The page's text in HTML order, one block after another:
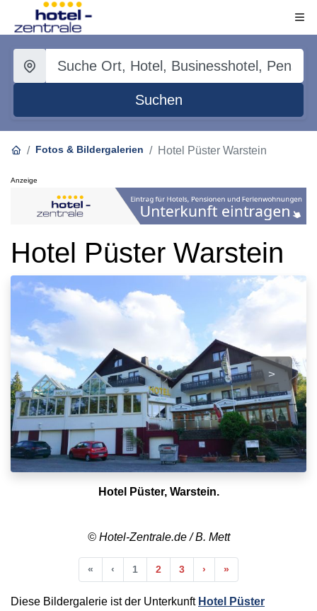
Suchen
Fotos & Bildergalerien Hotel Püster Warstein
Anzeige
Hotel Püster Warstein
>
Hotel Püster, Warstein.
© Hotel-Zentrale.de / B. Mett
« Anfang
‹ Vorherige
1 2 3 › Nächste
»
Diese Bildergalerie ist der Unterkunft Hotel Püster